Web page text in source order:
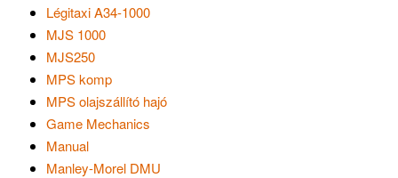
Légitaxi A34-1000
MJS 1000
MJS250
MPS komp
MPS olajszállító hajó
Game Mechanics
Manual
Manley-Morel DMU